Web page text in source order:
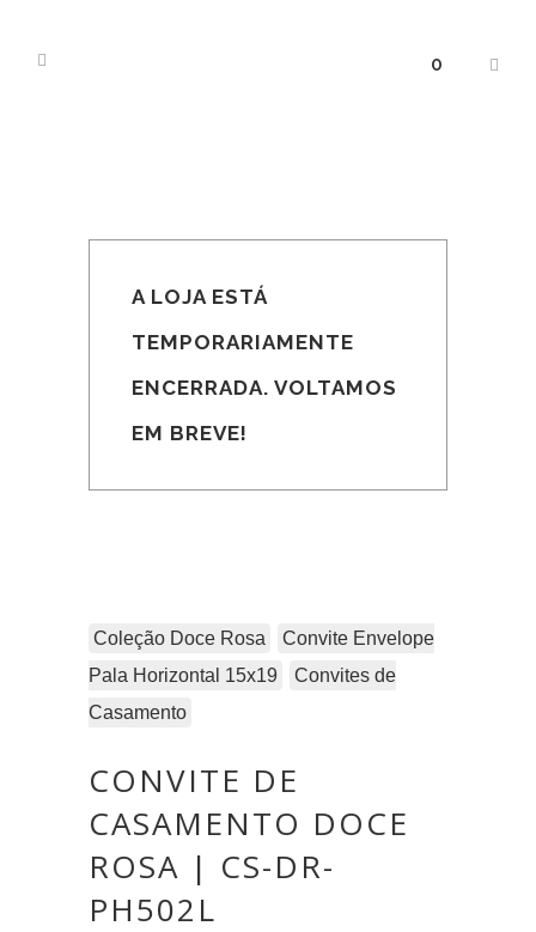
0
A LOJA ESTÁ
TEMPORARIAMENTE
ENCERRADA. VOLTAMOS
EM BREVE!
Coleção Doce Rosa
Convite Envelope
Pala Horizontal 15x19
Convites de
Casamento
CONVITE DE
CASAMENTO DOCE
ROSA | CS-DR-
PH502L